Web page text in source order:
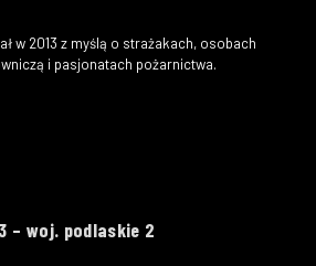
w 2013 z myślą o strażakach, osobach
i pasjonatach pożarnictwa.
– woj. podlaskie 2